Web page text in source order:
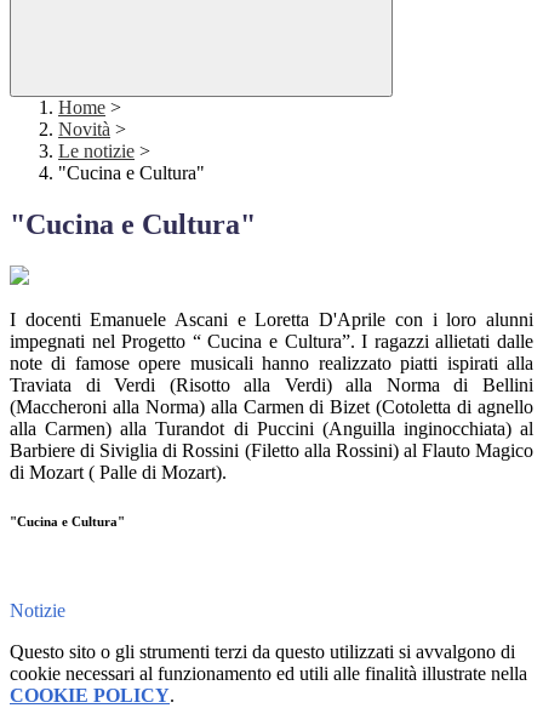
Home >
Novità >
Le notizie >
"Cucina e Cultura"
"Cucina e Cultura"
I docenti Emanuele Ascani e Loretta D'Aprile con i loro alunni
impegnati nel Progetto “ Cucina e Cultura”. I ragazzi allietati dalle
note di famose opere musicali hanno realizzato piatti ispirati alla
Traviata di Verdi (Risotto alla Verdi) alla Norma di Bellini
(Maccheroni alla Norma) alla Carmen di Bizet (Cotoletta di agnello
alla Carmen) alla Turandot di Puccini (Anguilla inginocchiata) al
Barbiere di Siviglia di Rossini (Filetto alla Rossini) al Flauto Magico
di Mozart ( Palle di Mozart).
"Cucina e Cultura"
Notizie
Questo sito o gli strumenti terzi da questo utilizzati si avvalgono di
cookie necessari al funzionamento ed utili alle finalità illustrate nella
COOKIE POLICY.